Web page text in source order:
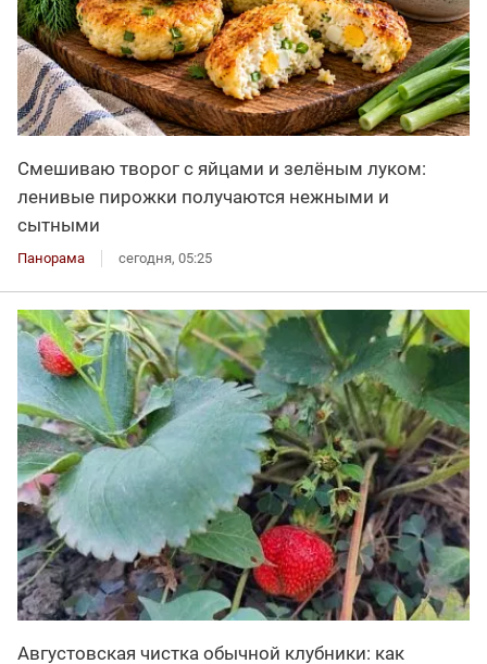
Смешиваю творог с яйцами и зелёным луком:
ленивые пирожки получаются нежными и
сытными
Панорама сегодня, 05:25
Августовская чистка обычной клубники: как